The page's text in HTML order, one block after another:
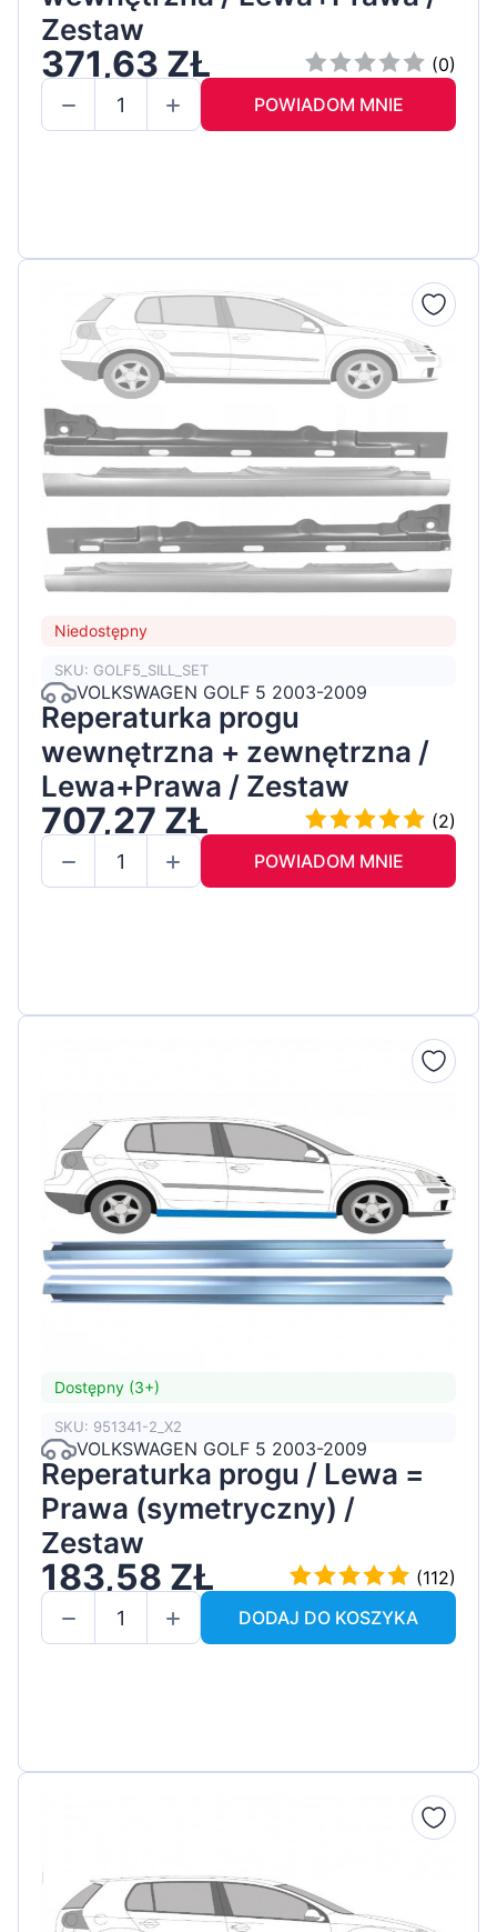
Zestaw
371,63 ZŁ
(0)
POWIADOM MNIE
Niedostępny
SKU: GOLF5_SILL_SET
VOLKSWAGEN GOLF 5 2003-2009
Reperaturka progu
wewnętrzna + zewnętrzna /
Lewa+Prawa / Zestaw
707,27 ZŁ
(2)
POWIADOM MNIE
Dostępny (3+)
SKU: 951341-2_X2
VOLKSWAGEN GOLF 5 2003-2009
Reperaturka progu / Lewa =
Prawa (symetryczny) /
Zestaw
183,58 ZŁ
(112)
DODAJ DO KOSZYKA